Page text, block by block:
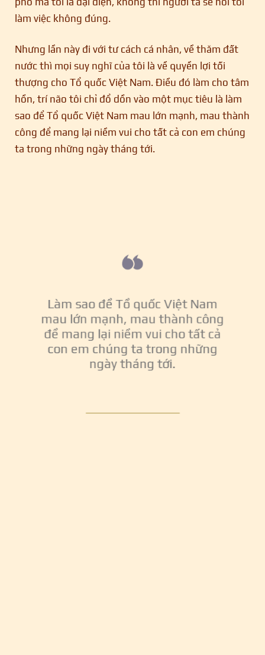
làm việc không đúng.
Nhưng lần này đi với tư cách cá nhân, về thăm đất
nước thì mọi suy nghĩ của tôi là về quyền lợi tối
thượng cho Tổ quốc Việt Nam. Điều đó làm cho tâm
hồn, trí não tôi chỉ đổ dồn vào một mục tiêu là làm
sao để Tổ quốc Việt Nam mau lớn mạnh, mau thành
công để mang lại niềm vui cho tất cả con em chúng
ta trong những ngày tháng tới.
Làm sao để Tổ quốc Việt Nam
mau lớn mạnh, mau thành công
để mang lại niềm vui cho tất cả
con em chúng ta trong những
ngày tháng tới.